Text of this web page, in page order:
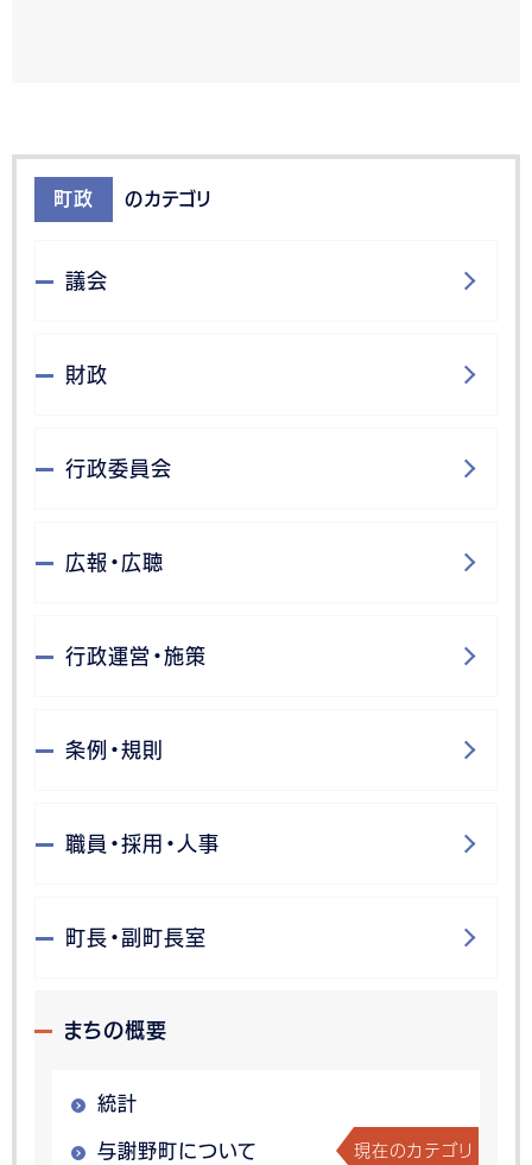
町政 のカテゴリ
議会
財政
行政委員会
広報・広聴
行政運営・施策
条例・規則
職員・採用・人事
町長・副町長室
まちの概要
統計
与謝野町について 現在のカテゴリ